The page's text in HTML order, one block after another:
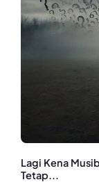
Lagi Kena
Tetap...